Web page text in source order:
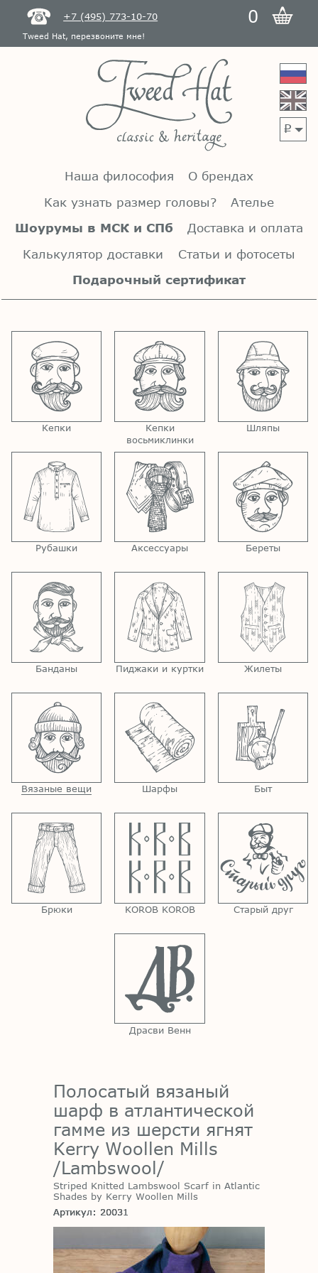
+7 (495) 773-10-70 0
Tweed Hat, перезвоните мне!
p
Наша философия
О брендах
Как узнать размер головы?
Ателье
Шоурумы в МСК и СПб
Доставка и оплата
Калькулятор доставки
Статьи и фотосеты
Подарочный сертификат
Кепки
Кепки
восьмиклинки
Шляпы
Рубашки Аксессуары Береты
Банданы Пиджаки и куртки Жилеты
Вязаные вещи Шарфы Быт
Брюки KOROB KOROB Старый друг
Драсви Венн
Полосатый вязаный
шарф в атлантической
гамме из шерсти ягнят
Kerry Woollen Mills
/Lambswool/
Striped Knitted Lambswool Scarf in Atlantic
Shades by Kerry Woollen Mills
Артикул: 20031